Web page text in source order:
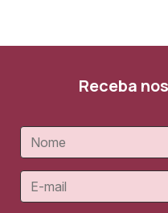
Receba